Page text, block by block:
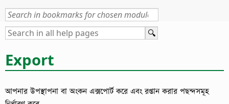
Export
আপনার উপস্থাপনা বা অংকন এক্সপোর্ট করে এবং রপ্তান করার পছন্দসমূহ